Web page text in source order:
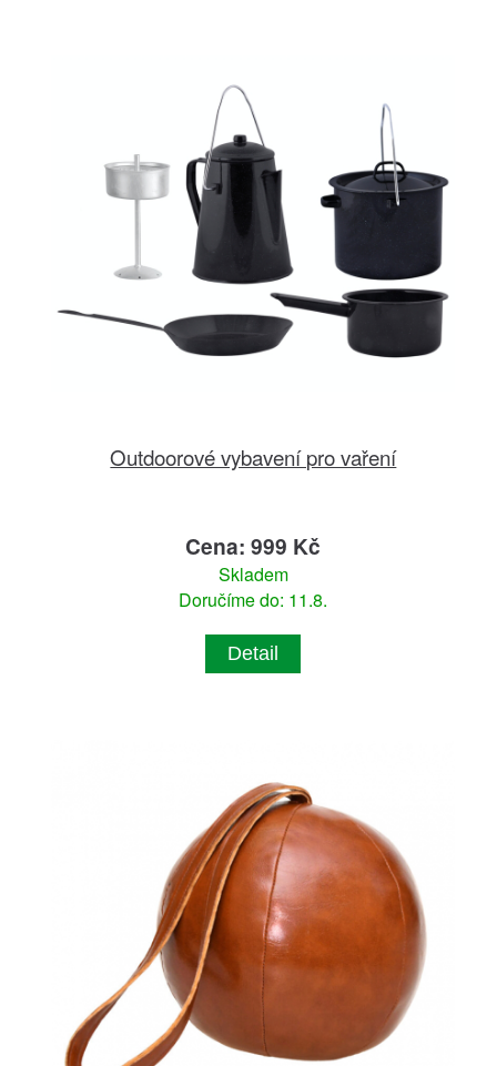
Outdoorové vybavení pro vaření
Cena: 999 Kč
Skladem
Doručíme do: 11.8.
Detail